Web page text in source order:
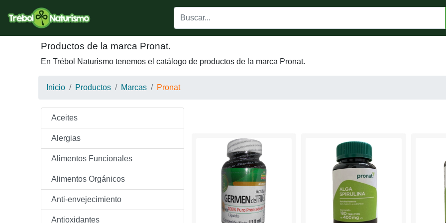
Productos de la marca Pronat.
En Trébol Naturismo tenemos el catálogo de productos de la marca Pronat.
Inicio Productos Marcas Pronat
Aceites
Alergias
Alimentos Funcionales
Alimentos Orgánicos
Anti-envejecimiento
Antioxidantes